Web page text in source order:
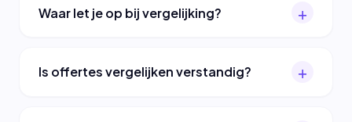
Waar let je op bij vergelijking?
Is offertes vergelijken verstandig?